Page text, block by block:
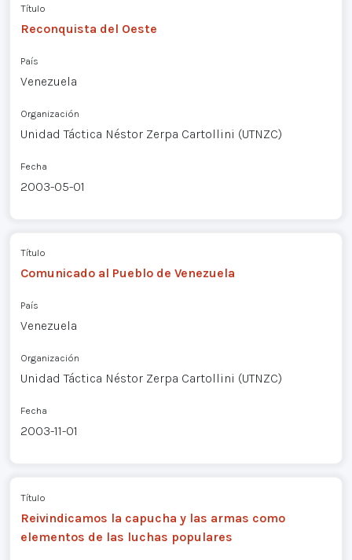
Título
Reconquista del Oeste
País
Venezuela
Organización
Unidad Táctica Néstor Zerpa Cartollini (UTNZC)
Fecha
2003-05-01
Título
Comunicado al Pueblo de Venezuela
País
Venezuela
Organización
Unidad Táctica Néstor Zerpa Cartollini (UTNZC)
Fecha
2003-11-01
Título
Reivindicamos la capucha y las armas como
elementos de las luchas populares